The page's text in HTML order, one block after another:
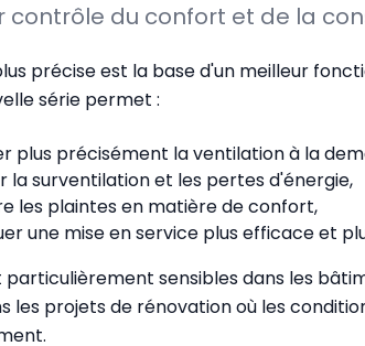
contrôle du confort et de la
précise est la base d'un meilleur
série permet :
plus précisément la ventilation à la
la surventilation et les pertes d'énergie,
les plaintes en matière de confort,
une mise en service plus efficace et
particulièrement sensibles dans les
les projets de rénovation où les